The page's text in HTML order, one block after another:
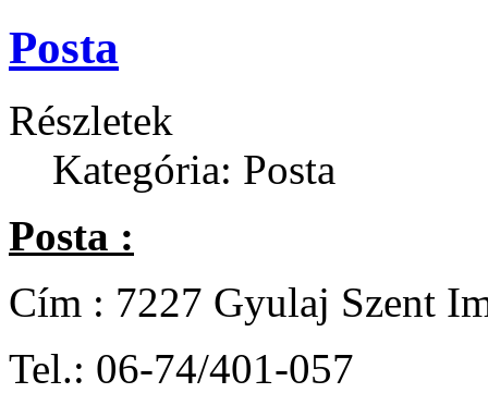
Posta
Részletek
Kategória: Posta
Posta :
Cím : 7227 Gyulaj Szent
Tel.: 06-74/401-057